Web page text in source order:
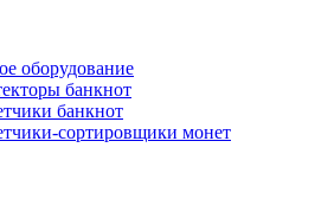
оборудование
банкнот
банкнот
сортировщики монет